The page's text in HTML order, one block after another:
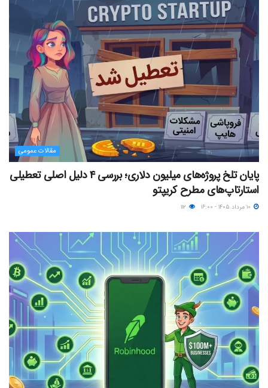
مقالات عمومی
پایان تلخ پروژه‌های میلیون دلاری؛ بررسی ۴ دلیل اصلی تعطیلی
استارتاپ‌های مطرح کریپتو